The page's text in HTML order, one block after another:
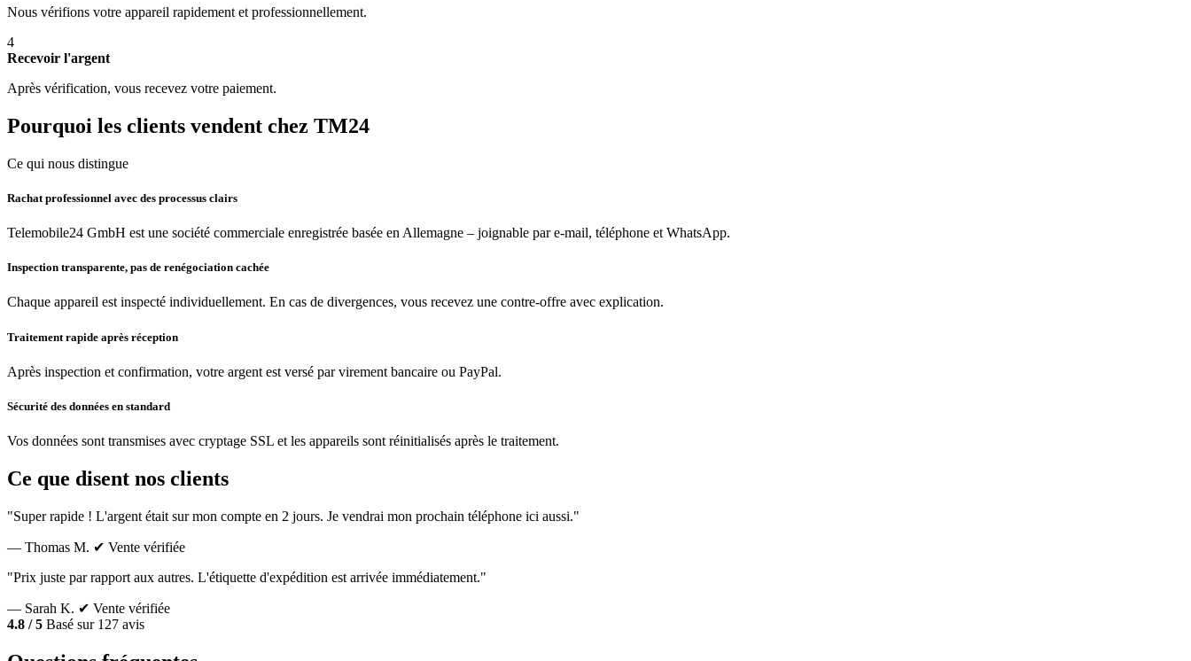
Nous vérifions votre appareil rapidement et professionnellement.
4
Recevoir l'argent
Après vérification, vous recevez votre paiement.
Pourquoi les clients vendent chez TM24
Ce qui nous distingue
Rachat professionnel avec des processus clairs
Telemobile24 GmbH est une société commerciale enregistrée basée en Allemagne – joignable par e-mail, téléphone et WhatsApp.
Inspection transparente, pas de renégociation cachée
Chaque appareil est inspecté individuellement. En cas de divergences, vous recevez une contre-offre avec explication.
Traitement rapide après réception
Après inspection et confirmation, votre argent est versé par virement bancaire ou PayPal.
Sécurité des données en standard
Vos données sont transmises avec cryptage SSL et les appareils sont réinitialisés après le traitement.
Ce que disent nos clients
"Super rapide ! L'argent était sur mon compte en 2 jours. Je vendrai mon prochain téléphone ici aussi."
— Thomas M. ✔ Vente vérifiée
"Prix juste par rapport aux autres. L'étiquette d'expédition est arrivée immédiatement."
— Sarah K. ✔ Vente vérifiée
4.8 / 5 Basé sur 127 avis